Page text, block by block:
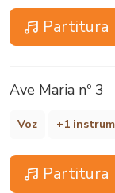
Partitura
Ave Maria nº 3
Voz +1
Partitura